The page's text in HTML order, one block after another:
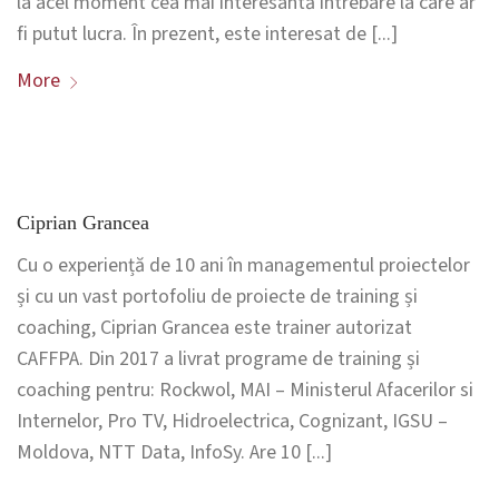
fi putut lucra. În prezent, este interesat de [...]
More
Ciprian Grancea
Cu o experiență de 10 ani în managementul proiectelor
și cu un vast portofoliu de proiecte de training și
coaching, Ciprian Grancea este trainer autorizat
CAFFPA. Din 2017 a livrat programe de training și
coaching pentru: Rockwol, MAI – Ministerul Afacerilor si
Internelor, Pro TV, Hidroelectrica, Cognizant, IGSU –
Moldova, NTT Data, InfoSy. Are 10 [...]